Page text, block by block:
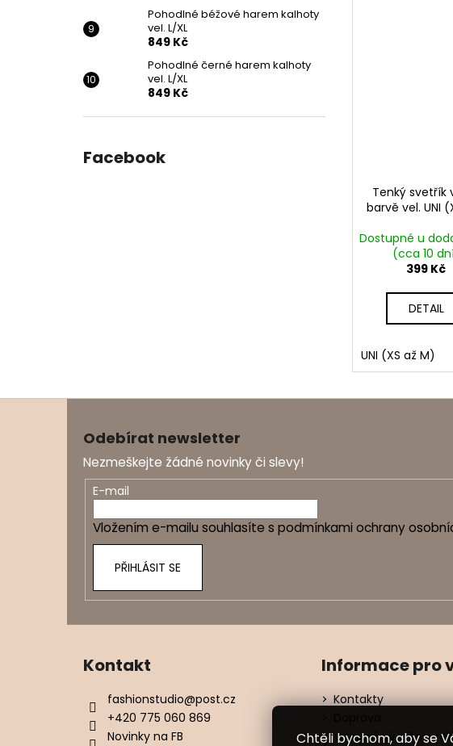
Chtěli bychom, aby se
Pohodlné béžové harem kalhoty
vel. L/XL
849 Kč
Pohodlné černé harem kalhoty
vel. L/XL
849 Kč
Facebook
Tenký svetřík
barvě vel. UNI
Dostupné u
(cca 10
399 Kč
DETAIL
UNI (XS až M)
Odebírat newsletter
Nezmeškejte žádné novinky či slevy!
E-mail
Vložením e-mailu souhlasíte s podmínkami ochrany
PŘIHLÁSIT SE
Kontakt
fashionstudio@post.cz
+420 775 060 869
Novinky na FB
Informace pro
Kontakty
Vrácení, výměna,